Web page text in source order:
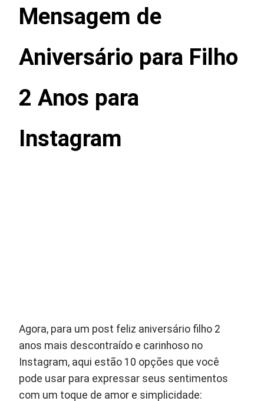
Mensagem de
Aniversário para Filho
2 Anos para
Instagram
Agora, para um post feliz aniversário filho 2
anos mais descontraído e carinhoso no
Instagram, aqui estão 10 opções que você
pode usar para expressar seus sentimentos
com um toque de amor e simplicidade: